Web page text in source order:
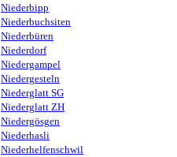
Niederbipp
Niederbuchsiten
Niederbüren
Niederdorf
Niedergampel
Niedergesteln
Niederglatt SG
Niederglatt ZH
Niedergösgen
Niederhasli
Niederhelfenschwil